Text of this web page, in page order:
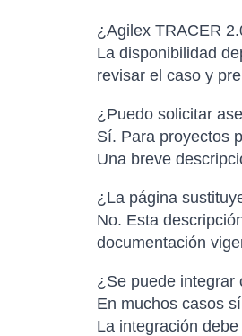
¿Agilex TRACER
La disponibilidad
revisar el caso y
¿Puedo solicitar
Sí. Para proyectos
Una breve
¿La página
No. Esta
documentación
¿Se puede integrar
En muchos casos
La integración